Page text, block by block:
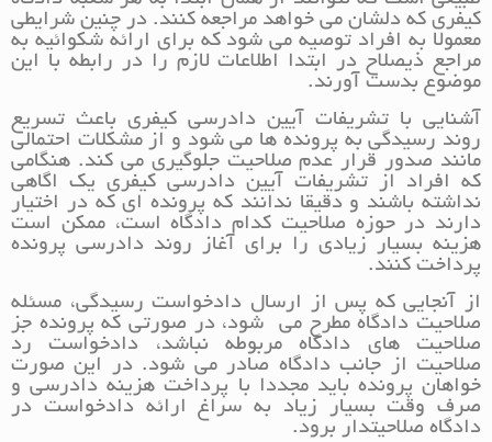
کیفری که دلشان می خواهد مراجعه کنند. در چنین شرایطی
معمولا به افراد توصیه می شود که برای ارائه شکوائیه به
مراجع ذیصلاح در ابتدا اطلاعات لازم را در رابطه با این
موضوع بدست آورند.
آشنایی با تشریفات آیین دادرسی کیفری باعث تسریع
روند رسیدگی به پرونده ها می شود و از مشکلات احتمالی
مانند صدور قرار عدم صلاحیت جلوگیری می کند. هنگامی
که افراد از تشریفات آیین دادرسی کیفری یک اگاهی
نداشته باشند و دقیقا ندانند که پرونده ای که در اختیار
دارند در حوزه صلاحیت کدام دادگاه است، ممکن است
هزینه بسیار زیادی را برای آغاز روند دادرسی پرونده
پرداخت کنند.
از آنجایی که پس از ارسال دادخواست رسیدگی، مسئله
صلاحیت دادگاه مطرح می شود، در صورتی که پرونده جز
صلاحیت های دادگاه مربوطه نباشد، دادخواست رد
صلاحیت از جانب دادگاه صادر می شود. در این صورت
خواهان پرونده باید مجددا با پرداخت هزینه دادرسی و
صرف وقت بسیار زیاد به سراغ ارائه دادخواست در
دادگاه صلاحیتدار برود.